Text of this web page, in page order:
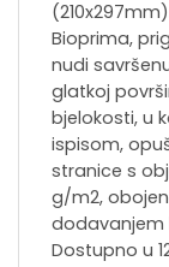
Bioprima,
nudi
glatkoj
bjelokosti, u
ispisom,
stranice s
g/m2,
dodavanjem
Dostupno u